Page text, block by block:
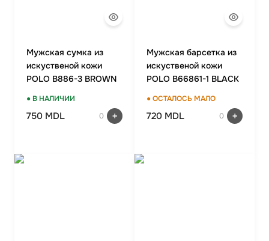
Мужская сумка из
искуственой кожи
POLO B886-3 BROWN
● В НАЛИЧИИ
750 MDL 0
Мужская барсетка из
искуственой кожи
POLO B66861-1 BLACK
● ОСТАЛОСЬ МАЛО
720 MDL 0